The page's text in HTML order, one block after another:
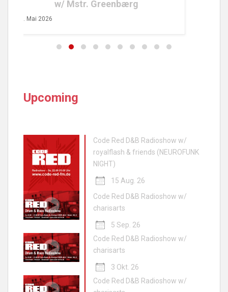
Upcoming
Code Red D&B Radioshow w/
royalflash & friends (NEUROFUNK
NIGHT)
15 Aug. 26
Code Red D&B Radioshow w/
charisarts
5 Sep. 26
Code Red D&B Radioshow w/
charisarts
3 Okt. 26
Code Red D&B Radioshow w/